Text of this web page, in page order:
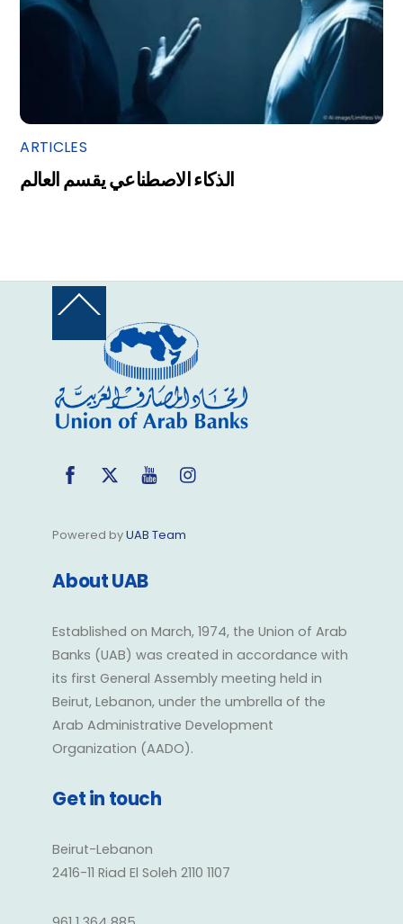
ARTICLES
الذكاء الاصطناعي يقسم العالم
Back
Top
FacebookTwitter YouTube
Powered byUAB Team
About UAB
Established on March, 1974, the Union of Arab
Banks (UAB) was created in accordance with
its first General Assembly meeting held in
Beirut, Lebanon, under the umbrella of the
Arab Administrative Development
Organization (AADO).
Get in touch
Beirut-Lebanon
2416-11 Riad El Soleh 2110 1107